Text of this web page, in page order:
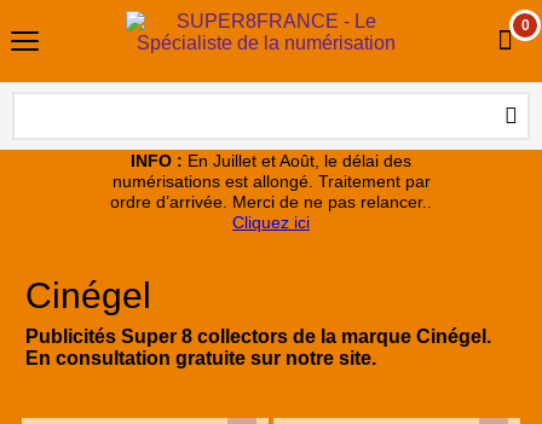
0
INFO : En Juillet et Août, le délai des
numérisations est allongé. Traitement par
ordre d’arrivée. Merci de ne pas relancer..
Cliquez ici
Cinégel
Publicités Super 8 collectors de la marque Cinégel.
En consultation gratuite sur notre site.